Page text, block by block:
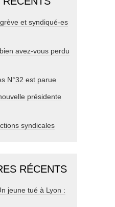
et syndiqué-es
avez-vous perdu
N°32 est parue
présidente
syndicales
RÉCENTS
jeune tué à Lyon :